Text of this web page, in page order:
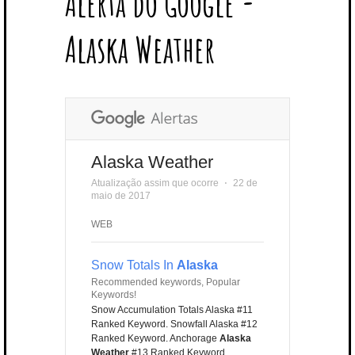
E
B
O
O
K
E
P
E
R
E
S
T
E
D
I
N
A
G
R
A
M
U
B
U
Alaska Weather
Alaska Weather
Atualização assim que ocorre ⋅ 22 de
maio de 2017
WEB
Snow Totals In Alaska
Recommended keywords, Popular
Keywords!
Snow Accumulation Totals Alaska #11
Ranked Keyword. Snowfall Alaska #12
Ranked Keyword. Anchorage Alaska